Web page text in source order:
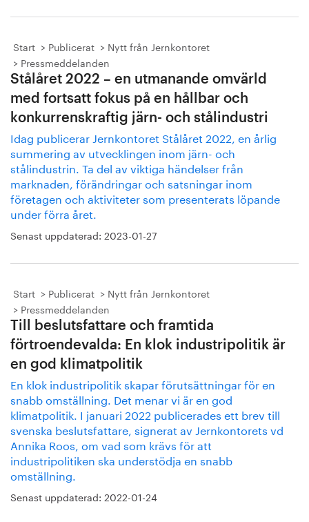
Start Publicerat
Nytt från Jernkontoret
Pressmeddelanden
Stålåret 2022 – en utmanande omvärld
med fortsatt fokus på en hållbar och
konkurrenskraftig järn- och stålindustri
Idag publicerar Jernkontoret Stålåret 2022, en årlig
summering av utvecklingen inom järn- och
stålindustrin. Ta del av viktiga händelser från
marknaden, förändringar och satsningar inom
företagen och aktiviteter som presenterats löpande
under förra året.
Senast uppdaterad: 2023-01-27
Start Publicerat
Nytt från Jernkontoret
Pressmeddelanden
Till beslutsfattare och framtida
förtroendevalda: En klok industripolitik är
en god klimatpolitik
En klok industripolitik skapar förutsättningar för en
snabb omställning. Det menar vi är en god
klimatpolitik. I januari 2022 publicerades ett brev till
svenska beslutsfattare, signerat av Jernkontorets vd
Annika Roos, om vad som krävs för att
industripolitiken ska understödja en snabb
omställning.
Senast uppdaterad: 2022-01-24